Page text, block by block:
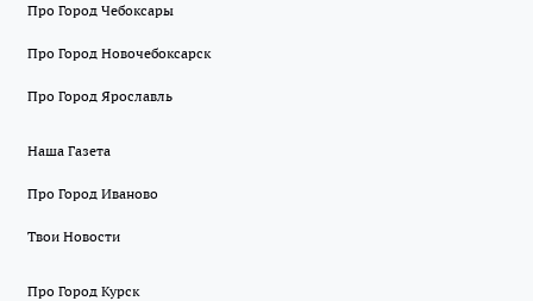
Про Город Чебоксары
Про Город Новочебоксарск
Про Город Ярославль
Наша Газета
Про Город Иваново
Твои Новости
Про Город Курск